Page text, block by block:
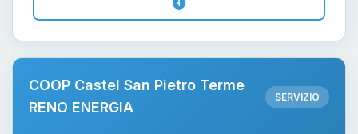
COOP Castel San Pietro Terme
RENO ENERGIA
SERVIZIO